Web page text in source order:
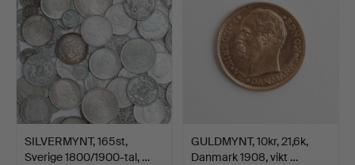
SILVERMYNT, 165st,
Sverige 1800/1900-tal, …
GULDMYNT, 10kr, 21,6k,
Danmark 1908, vikt …